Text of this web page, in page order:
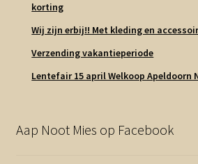
korting
Wij zijn erbij!! Met kleding en
Verzending vakantieperiode
Lentefair 15 april Welkoop Apeldoorn
Aap Noot Mies op Facebook